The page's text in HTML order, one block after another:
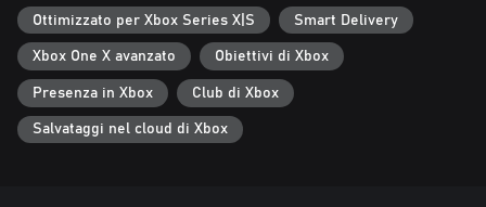
Ottimizzato per Xbox Series X|S Smart Delivery
Xbox One X avanzato Obiettivi di Xbox
Presenza in Xbox Club di Xbox
Salvataggi nel cloud di Xbox